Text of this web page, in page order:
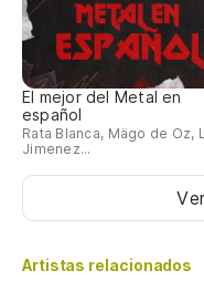
El mejor del Metal en
español
Rata Blanca, Mägo de Oz,
Jimenez...
Artistas relacionados